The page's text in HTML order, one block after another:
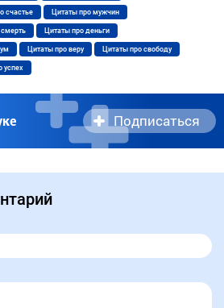
счастье Цитаты про мужчин
смерть Цитаты про деньги
ум Цитаты про веру Цитаты про свободу
успех
Подписаться